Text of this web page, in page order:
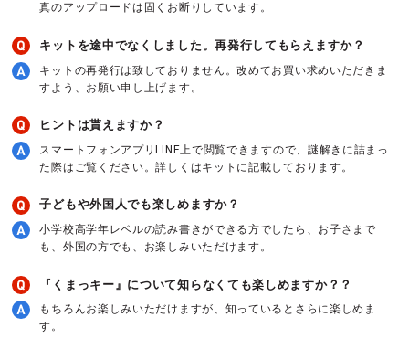
真のアップロードは固くお断りしています。
キットを途中でなくしました。再発行してもらえますか？
キットの再発行は致しておりません。改めてお買い求めいただきま
すよう、お願い申し上げます。
ヒントは貰えますか？
スマートフォンアプリLINE上で閲覧できますので、謎解きに詰まっ
た際はご覧ください。詳しくはキットに記載しております。
子どもや外国人でも楽しめますか？
小学校高学年レベルの読み書きができる方でしたら、お子さまで
も、外国の方でも、お楽しみいただけます。
『くまっキー』について知らなくても楽しめますか？？
もちろんお楽しみいただけますが、知っているとさらに楽しめま
す。